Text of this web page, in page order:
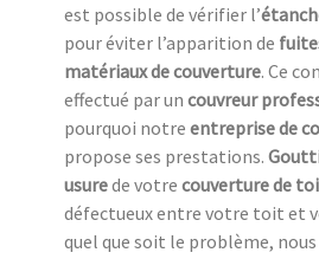
est possible de vérifier l’
pour éviter l’apparition de
matériaux de couverture. Ce
effectué par un couvreur
pourquoi notre entreprise de
propose ses prestations.
usurede votre couverture de
défectueux entre votre toit et
quel que soit le problème,